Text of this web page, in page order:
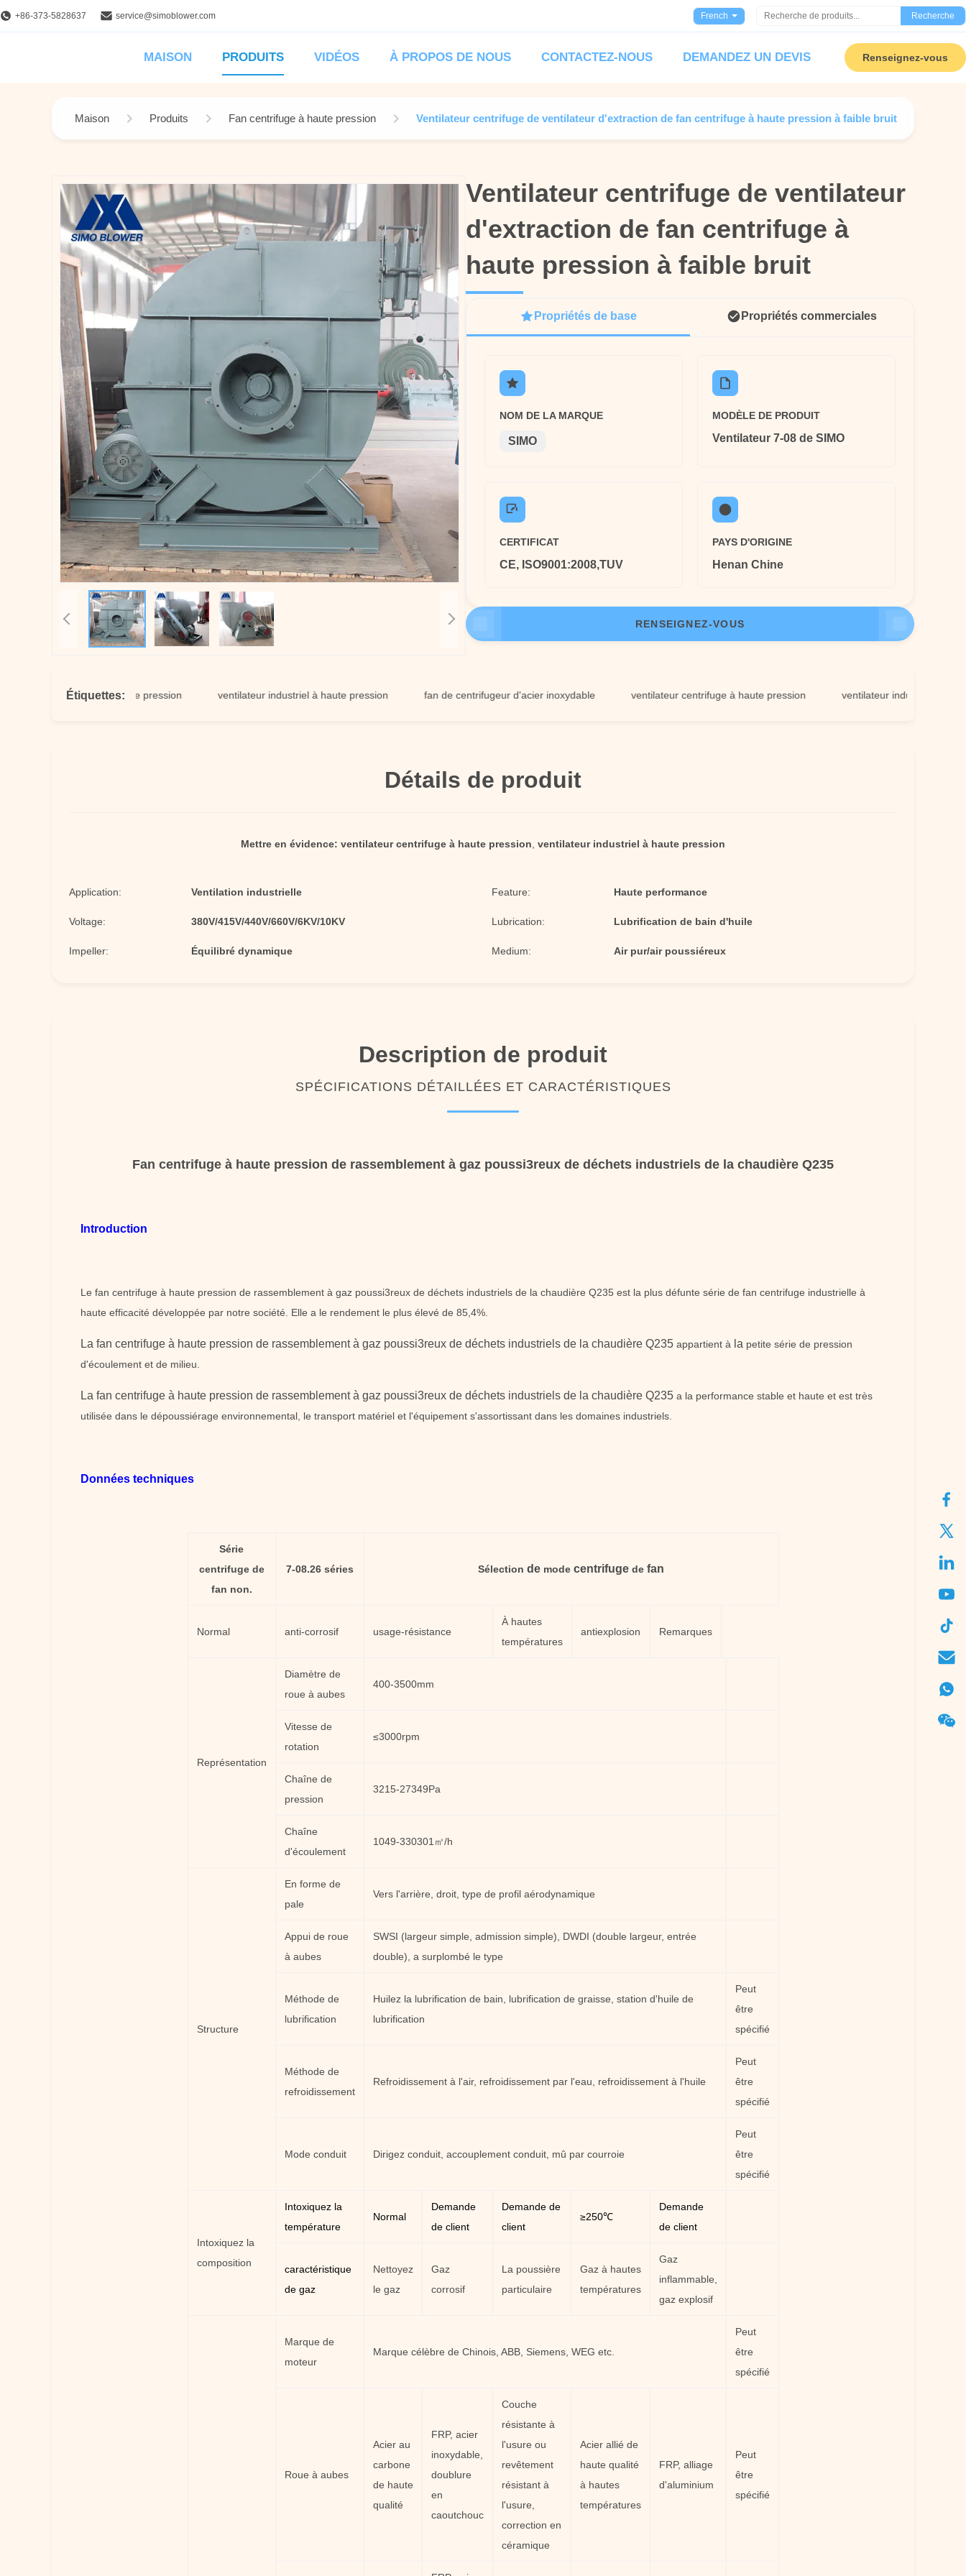
+86-373-5828637 service@simoblower.com French Recherche
MAISON PRODUITS VIDÉOS À PROPOS DE NOUS CONTACTEZ-NOUS DEMANDEZ UN DEVIS Renseignez-vous
Maison Produits Fan centrifuge à haute pression Ventilateur centrifuge de ventilateur d'extraction de fan centrifuge à haute pression à faible bruit
Ventilateur centrifuge de ventilateur
d'extraction de fan centrifuge à
haute pression à faible bruit
Ventilateur centrifuge de ventilateur
d'extraction de fan centrifuge à
haute pression à faible bruit
Propriétés de base Propriétés commerciales
NOM DE LA MARQUE
SIMO
MODÈLE DE PRODUIT
Ventilateur 7-08 de SIMO
CERTIFICAT
CE, ISO9001:2008,TUV
PAYS D'ORIGINE
Henan Chine
RENSEIGNEZ-VOUS
Étiquettes:
centrifuge à haute pression ventilateur industriel à haute pression fan de centrifugeur d'acier inoxydable ventilateur centrifuge à haute pression ventilateur industriel à haute
Détails de produit
Mettre en évidence: ventilateur centrifuge à haute pression ventilateur industriel à haute pression
Application: Ventilation industrielle Feature: Haute performance
Voltage: 380V/415V/440V/660V/6KV/10KV Lubrication: Lubrification de bain d'huile
Impeller: Équilibré dynamique Medium: Air pur/air poussiéreux
Description de produit
SPÉCIFICATIONS DÉTAILLÉES ET CARACTÉRISTIQUES
Fan centrifuge à haute pression de rassemblement à gaz poussi3reux de déchets industriels de la chaudière Q235
Introduction
Le fan centrifuge à haute pression de rassemblement à gaz poussi3reux de déchets industriels de la chaudière Q235 est la plus défunte série de fan centrifuge industrielle à
haute efficacité développée par notre société. Elle a le rendement le plus élevé de 85,4%.
La fan centrifuge à haute pression de rassemblement à gaz poussi3reux de déchets industriels de la chaudière Q235 appartient à la petite série de pression
d'écoulement et de milieu.
La fan centrifuge à haute pression de rassemblement à gaz poussi3reux de déchets industriels de la chaudière Q235 a la performance stable et haute et est très
utilisée dans le dépoussiérage environnemental, le transport matériel et l'équipement s'assortissant dans les domaines industriels.
Données techniques
Série
centrifuge de
fan non.
7-08.26 séries Sélection de mode centrifuge de fan
Normal anti-corrosif usage-résistance
À hautes
températures
antiexplosion Remarques
Représentation
Diamètre de
roue à aubes
400-3500mm
Vitesse de
rotation
≤3000rpm
Chaîne de
pression
3215-27349Pa
Chaîne
d'écoulement
1049-330301㎥/h
Structure
En forme de
pale
Vers l'arrière, droit, type de profil aérodynamique
Appui de roue
à aubes
SWSI (largeur simple, admission simple), DWDI (double largeur, entrée
double), a surplombé le type
Méthode de
lubrification
Huilez la lubrification de bain, lubrification de graisse, station d'huile de
lubrification
Peut
être
spécifié
Méthode de
refroidissement
Refroidissement à l'air, refroidissement par l'eau, refroidissement à l'huile
Peut
être
spécifié
Mode conduit Dirigez conduit, accouplement conduit, mû par courroie
Peut
être
spécifié
Intoxiquez la
composition
Intoxiquez la
température
Normal
Demande
de client
Demande de
client
≥250℃
Demande
de client
caractéristique
de gaz
Nettoyez
le gaz
Gaz
corrosif
La poussière
particulaire
Gaz à hautes
températures
Gaz
inflammable,
gaz explosif
Marque de
moteur
Marque célèbre de Chinois, ABB, Siemens, WEG etc.
Peut
être
spécifié
Roue à aubes
Acier au
carbone
de haute
qualité
FRP, acier
inoxydable,
doublure
en
caoutchouc
Couche
résistante à
l'usure ou
revêtement
résistant à
l'usure,
correction en
céramique
Acier allié de
haute qualité
à hautes
températures
FRP, alliage
d'aluminium
Peut
être
spécifié